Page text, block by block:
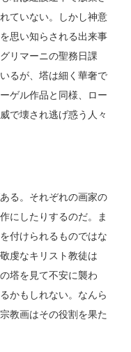
ていない。しかし神意
思い知らされる出来事
リマーニの聖務日課
るが、塔は細く華奢で
ゲル作品と同様、ロー
で壊され逃げ惑う人々
る。それぞれの画家の
にしたりするのだ。ま
付けられるものではな
虔なキリスト教徒は
塔を見て不安に襲わ
かもしれない。なんら
教画はその役割を果た